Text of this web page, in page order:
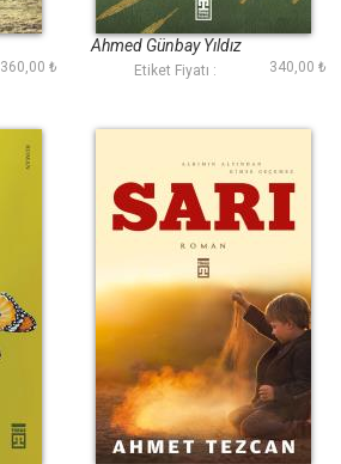
360,00 ₺
Ekinler Yeşerdikçe
Ahmed Günbay Yıldız
Etiket Fiyatı : 340,00 ₺
Sarı